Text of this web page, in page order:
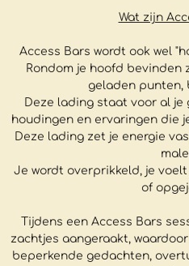
Wat zijn
Access Bars wordt ook wel
Rondom je hoofd bevinden
geladen punten,
Deze lading staat voor al
houdingen en ervaringen die
Deze lading zet je energie
Je wordt overprikkeld, je
of
Tijdens een Access Bars
zachtjes aangeraakt,
beperkende gedachten,